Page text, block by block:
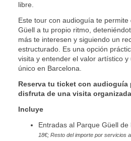
libre.
Este tour con audioguía te permite
Güell a tu propio ritmo,
más te interesen y siguiendo un
estructurado. Es una opción
visita y entender el valor artístico
único en Barcelona.
Reserva tu ticket con audioguía
disfruta de una visita
Incluye
Entradas al Parque Güell de
18€; Resto del importe por servicios